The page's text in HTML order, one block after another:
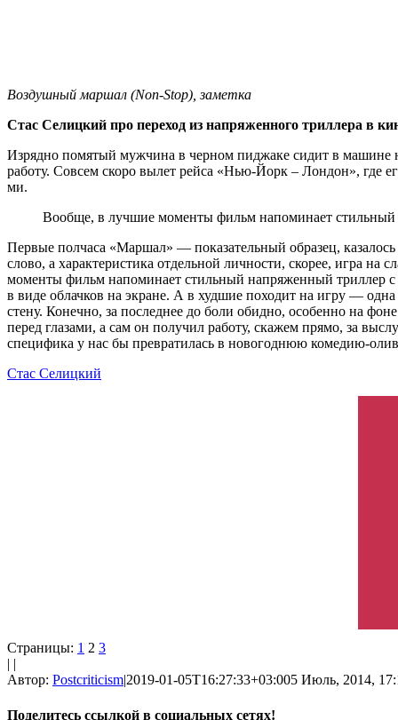
Воздушный маршал (Non-Stop), заметка
Стас Селицкий про переход из напряженного триллера в
Изрядно помятый мужчина в черном пиджаке сидит в машине
работу. Совсем скоро вылет рейса «Нью-Йорк – Лондон», где
ми.
Вообще, в лучшие моменты фильм напоминает
Первые полчаса «Маршал» ― показательный образец,
слово, а характеристика отдельной личности, скорее, игра
моменты фильм напоминает стильный напряженный триллер
в виде облачков на экране. А в худшие походит на игру ―
стену. Конечно, за последнее до боли обидно, особенно на
перед глазами, а сам он получил работу, скажем прямо, за
специфика у нас бы превратилась в новогоднюю комедию-
Стас Селицкий
Страницы: 1 2 3
| |
Автор: Postcriticism|2019-01-05T16:27:33+03:005 Июль, 2014,
Поделитесь ссылкой в социальных сетях!